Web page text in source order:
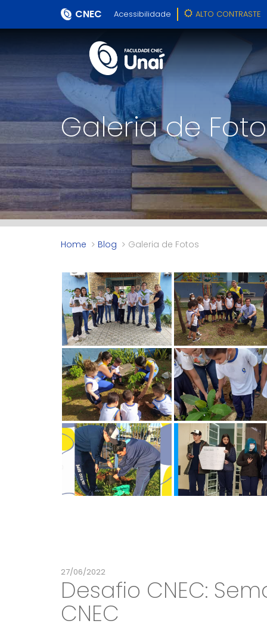
CNEC Acessibilidade ALTO CONTRASTE
Galeria de
Home Blog Galeria de Fotos
27/06/2022
Desafio CNEC:
CNEC